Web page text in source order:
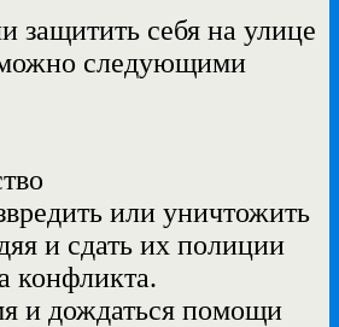
защитить себя на улице
следующими
или уничтожить
и сдать их полиции
конфликта.
и дождаться помощи